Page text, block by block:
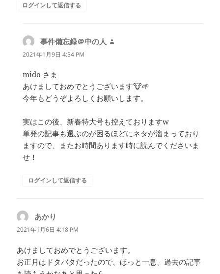
ログインして返信する
事件備忘録＠中の人
2021年1月9日 4:54 PM
mido さま
あけましておめでとうございます🐮🌱
今年もどうぞよろしくお願いします。
実はこの後、新春特大号も控えておりますw
単発の記事も選ぶのが困るほどにネタが溜まっており
ますので、またお時間あります時に読んでくださいま
せ！
ログインして返信する
あかり
り:
2021年1月6日 4:18 PM
あけましておめでとうございます。
お正月はドタバタだったので、ほっと一息、過去の記事